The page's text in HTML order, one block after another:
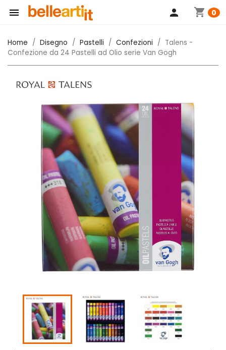
 shopping_cart 0
person
Home Disegno Pastelli Confezioni
Talens -
Confezione da 24 Pastelli ad Olio serie Van Gogh